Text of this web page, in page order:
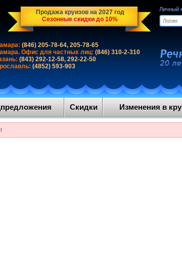
Продажа круизов на 2027 год
Сезонные скидки до 10%
Личный
(846) 205-78-64, 205-78-65
Офис для частных лиц: (846) 310-2-310
(843) 292-12-58, 292-22-50
(4852) 593-903
Скидки Изменения в